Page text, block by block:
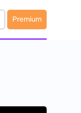
Premium